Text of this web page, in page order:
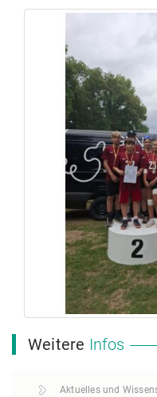
Weitere Infos
Aktuelles und